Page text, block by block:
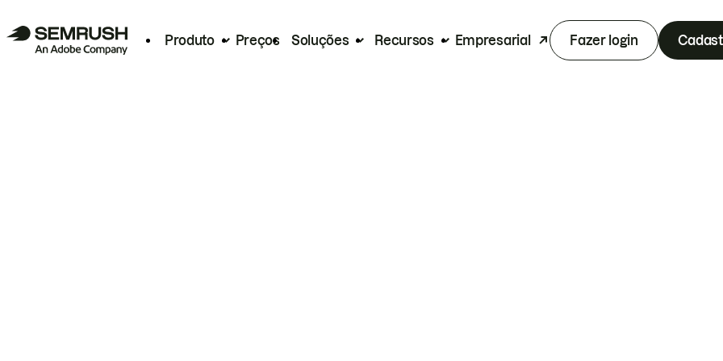
Produto Preços Soluções Recursos Empresarial Fazer login